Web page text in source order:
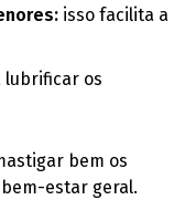
isso facilita a
lubrificar os
bem os
estar geral.